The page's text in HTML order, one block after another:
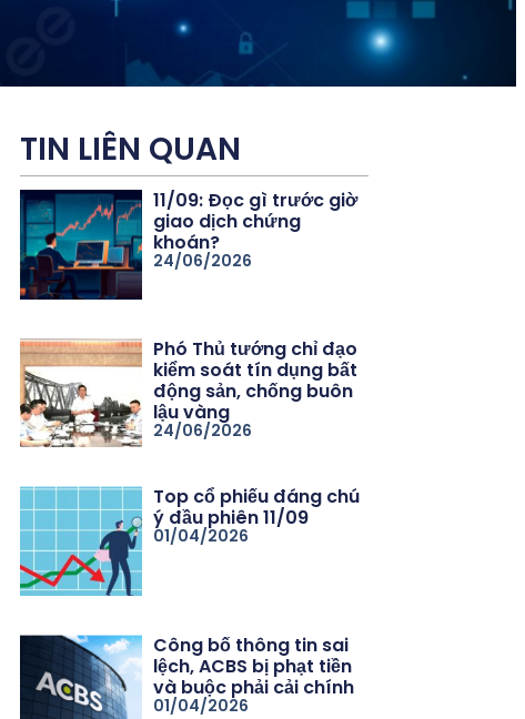
TIN LIÊN QUAN
11/09: Đọc gì trước giờ
giao dịch chứng
khoán?
24/06/2026
Phó Thủ tướng chỉ đạo
kiểm soát tín dụng bất
động sản, chống buôn
lậu vàng
24/06/2026
Top cổ phiếu đáng chú
ý đầu phiên 11/09
01/04/2026
Công bố thông tin sai
lệch, ACBS bị phạt tiền
và buộc phải cải chính
01/04/2026